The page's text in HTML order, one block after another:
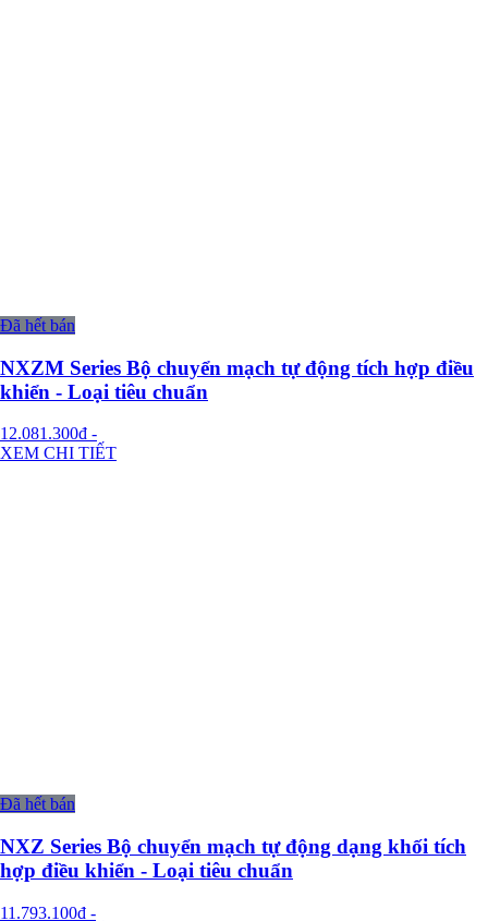
Đã hết bán
NXZM Series Bộ chuyển mạch tự động tích hợp điều
khiển - Loại tiêu chuẩn
12.081.300đ -
XEM CHI TIẾT
Đã hết bán
NXZ Series Bộ chuyển mạch tự động dạng khối tích
hợp điều khiển - Loại tiêu chuẩn
11.793.100đ -